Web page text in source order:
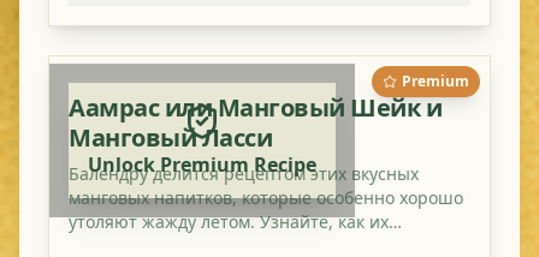
Premium
Unlock Premium Recipe
Аамрас или Манговый Шейк и
Манговый Ласси
Балендру делится рецептом этих вкусных
манговых напитков, которые особенно хорошо
утоляют жажду летом. Узнайте, как их